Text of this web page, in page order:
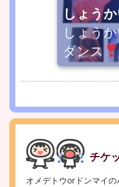
しょう
しょう
ダンス
チケ
オメデトウorドンマイ